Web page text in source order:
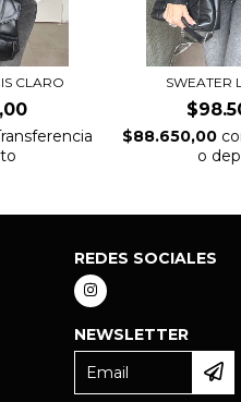
CLARO SWEATER
$88.650,00
o
REDES SOCIALES
NEWSLETTER